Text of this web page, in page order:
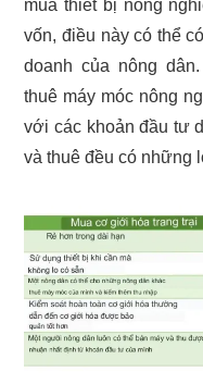
mua thiết bị nông
vốn, điều này có thể
doanh của nông
thuê máy móc nông
với các khoản đầu tư
và thuê đều có những